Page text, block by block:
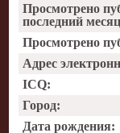
Просмотрено
последний
Просмотрено
Адрес
ICQ:
Город:
Дата рождения: